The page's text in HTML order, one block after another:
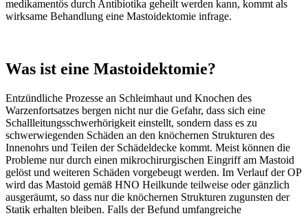
medikamentös durch Antibiotika geheilt werden kann, kommt als
wirksame Behandlung eine Mastoidektomie infrage.
Was ist eine Mastoidektomie?
Entzündliche Prozesse an Schleimhaut und Knochen des
Warzenfortsatzes bergen nicht nur die Gefahr, dass sich eine
Schallleitungsschwerhörigkeit einstellt, sondern dass es zu
schwerwiegenden Schäden an den knöchernen Strukturen des
Innenohrs und Teilen der Schädeldecke kommt. Meist können die
Probleme nur durch einen mikrochirurgischen Eingriff am Mastoid
gelöst und weiteren Schäden vorgebeugt werden. Im Verlauf der OP
wird das Mastoid gemäß HNO Heilkunde teilweise oder gänzlich
ausgeräumt, so dass nur die knöchernen Strukturen zugunsten der
Statik erhalten bleiben. Falls der Befund umfangreiche